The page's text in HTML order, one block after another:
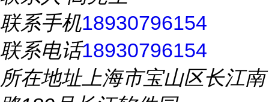
联系手机18930796154
联系电话18930796154
所在地址上海市宝山区长江南